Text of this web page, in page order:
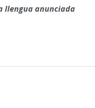
llengua anunciada